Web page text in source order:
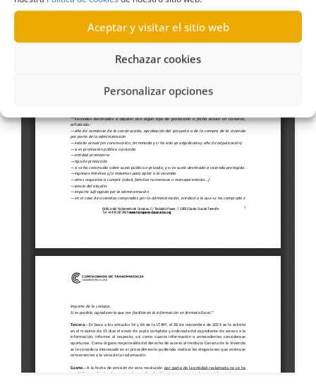
Aceptar y visitar el sitio web
Rechazar cookies
Personalizar opciones